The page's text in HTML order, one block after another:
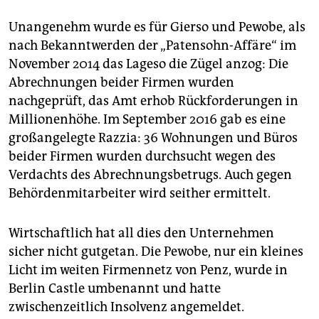
Unangenehm wurde es für Gierso und Pewobe, als
nach Bekanntwerden der „Patensohn-Affäre“ im
November 2014 das Lageso die Zügel anzog: Die
Abrechnungen beider Firmen wurden
nachgeprüft, das Amt erhob Rückforderungen in
Millionenhöhe. Im September 2016 gab es eine
großangelegte Razzia: 36 Wohnungen und Büros
beider Firmen wurden durchsucht wegen des
Verdachts des Abrechnungsbetrugs. Auch gegen
Behördenmitarbeiter wird seither ermittelt.
Wirtschaftlich hat all dies den Unternehmen
sicher nicht gutgetan. Die Pewobe, nur ein kleines
Licht im weiten Firmennetz von Penz, wurde in
Berlin Castle umbenannt und hatte
zwischenzeitlich Insolvenz angemeldet.